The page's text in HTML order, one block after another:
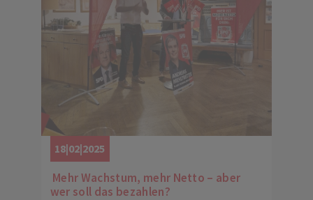
18|02|2025
Mehr Wachstum, mehr Netto – aber
wer soll das bezahlen?